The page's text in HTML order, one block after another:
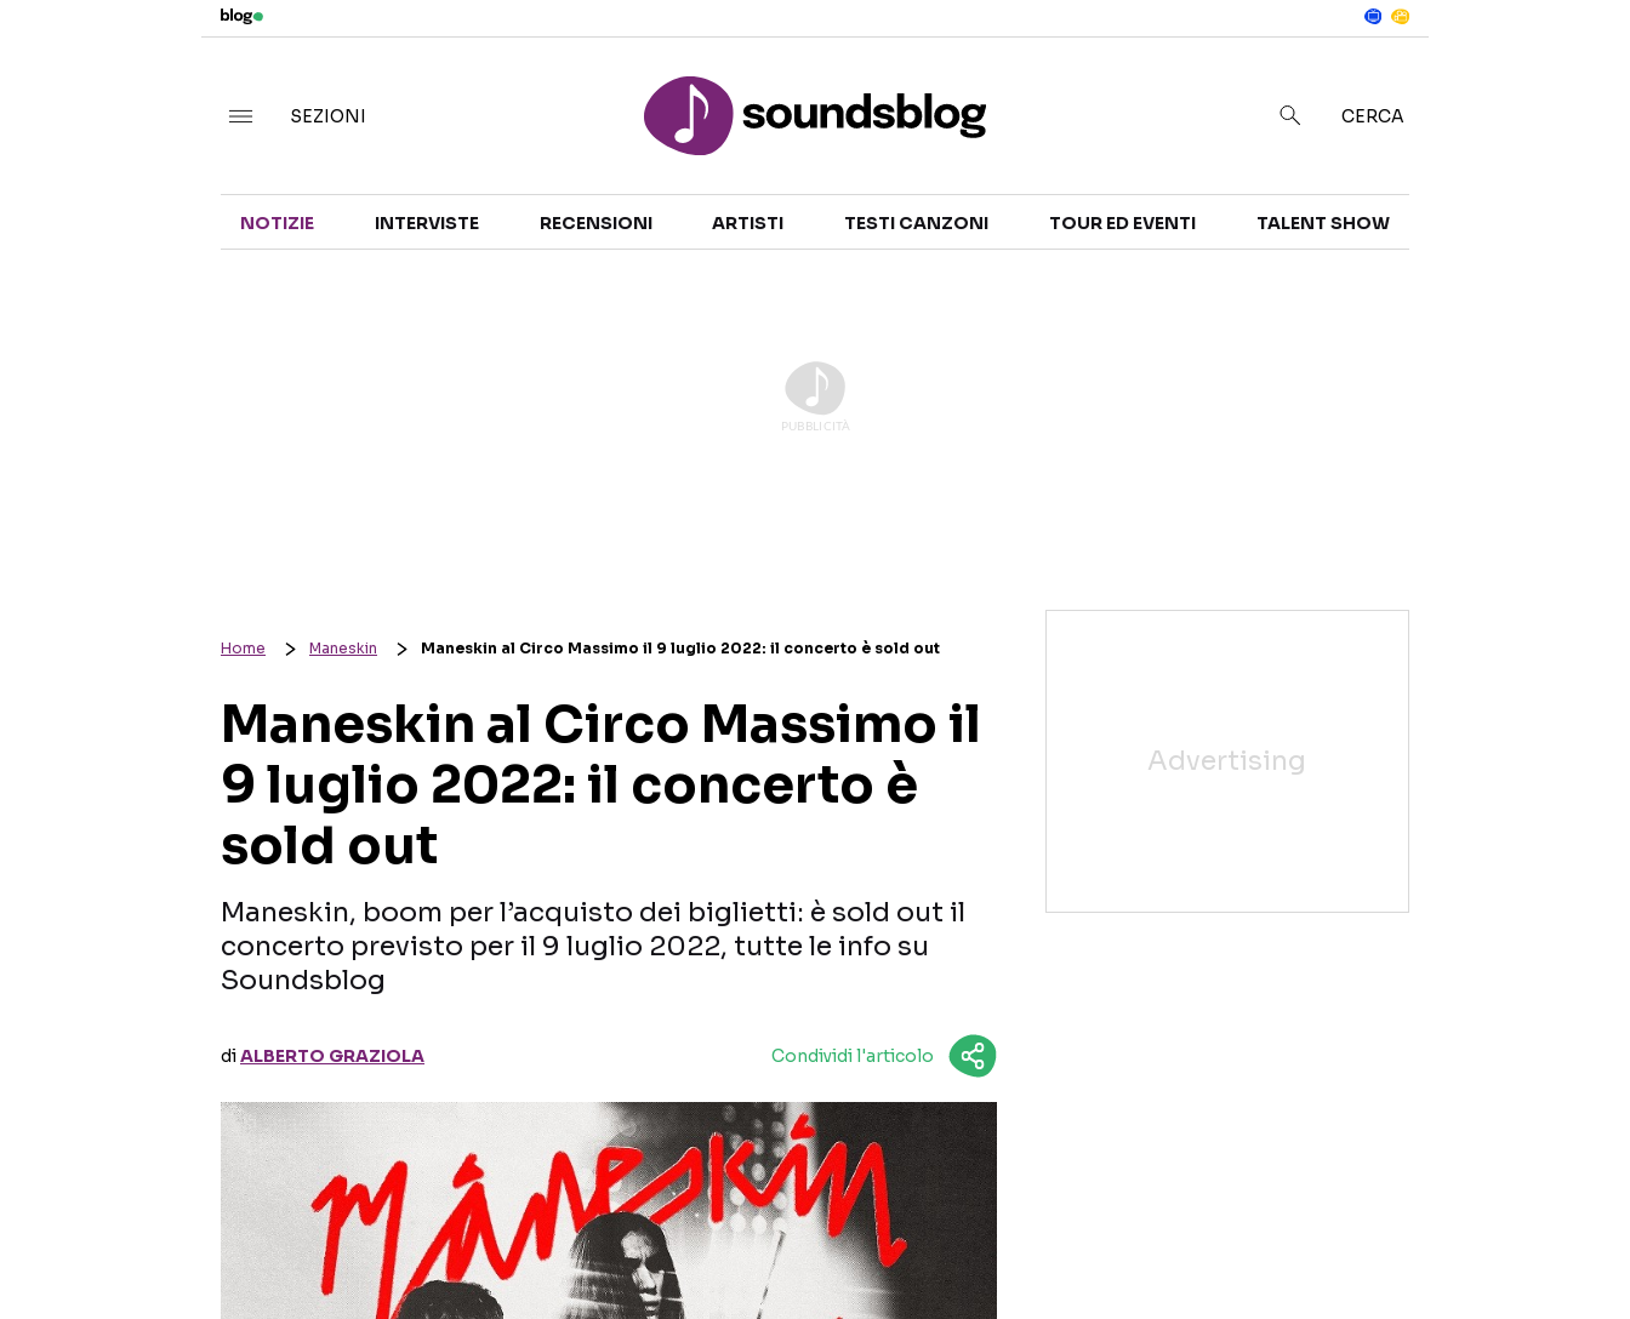
TALENT SHOW
SEZIONI CERCA
NOTIZIE INTERVISTE RECENSIONI ARTISTI TESTI CANZONI TOUR ED EVENTI TALENT SHOW
Home Maneskin Maneskin al Circo Massimo il 9 luglio 2022: il concerto è sold out
Maneskin al Circo Massimo il
9 luglio 2022: il concerto è
sold out
Maneskin, boom per l’acquisto dei biglietti: è sold out il
concerto previsto per il 9 luglio 2022, tutte le info su
Soundsblog
diALBERTO GRAZIOLA Condividi l'articolo